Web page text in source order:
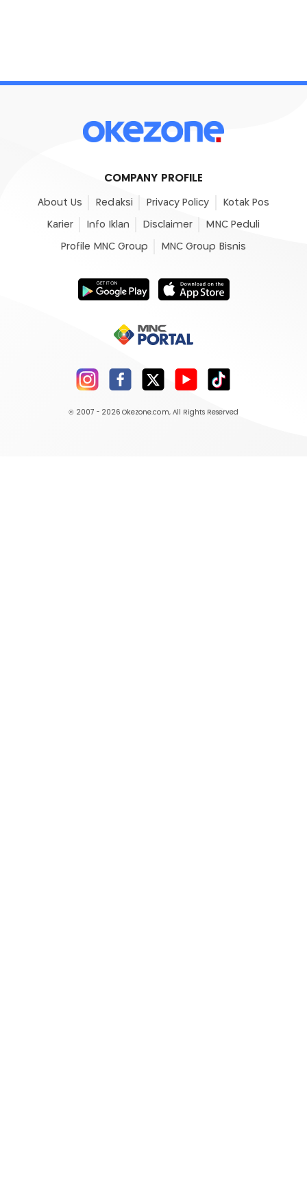
COMPANY PROFILE
About Us Redaksi Privacy Policy Kotak Pos
Karier Info Iklan Disclaimer MNC Peduli
Profile MNC Group MNC Group Bisnis
© 2007 - 2026 Okezone.com, All Rights Reserved